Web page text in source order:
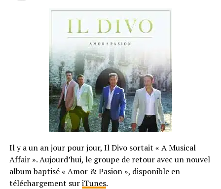
Il y a un an jour pour jour, Il Divo sortait « A Musical
Affair ». Aujourd’hui, le groupe de retour avec un nouvel
album baptisé « Amor & Pasion », disponible en
téléchargement suriTunes.